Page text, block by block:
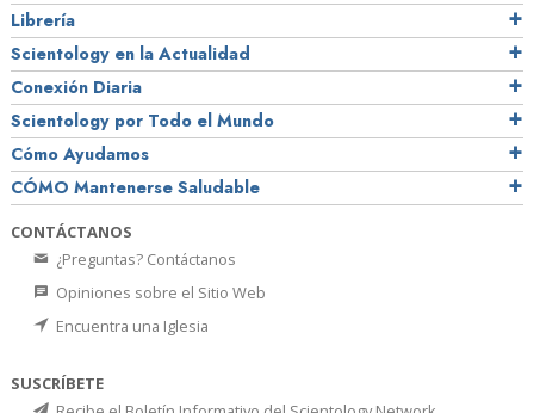
Librería
Scientology en la Actualidad
Conexión Diaria
Scientology por Todo el Mundo
Cómo Ayudamos
CÓMO Mantenerse Saludable
CONTÁCTANOS
¿Preguntas? Contáctanos
Opiniones sobre el Sitio Web
Encuentra una Iglesia
SUSCRÍBETE